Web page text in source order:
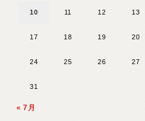
10 11 12 13
17 18 19 20
24 25 26 27
31
« 7月